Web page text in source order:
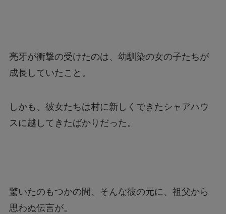
亮牙が衝撃の受けたのは、幼馴染の女の子たちが
成長していたこと。
しかも、彼女たちは村に新しくできたシャアハウ
スに越してきたばかりだった。
驚いたのもつかの間、そんな彼の元に、祖父から
思わぬ伝言が。